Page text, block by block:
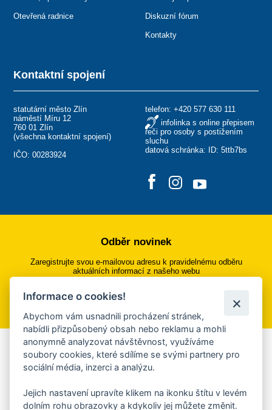
Kontaktní spojení
statutární město Zlín
náměstí Míru 12
760 01 Zlín
(všechna kontaktní spojení)
IČO: 00283924
telefon: +420 577 630 111
infolinka s online přepisem
řeči pro osoby s postižením
sluchu
datová schránka: ID: 5ttb7bs
Otevřená radnice Diskuzní fórum
Kontakty
Odběr novinek
Zaregistrujte svou e-mailovou adresu k pravidelnému odběru
aktuálních informací z našeho webu
Přihlásit se k odběru
Aplikace Mobilní rozhlas
Chcete dostávat do svého mobilu či mailu upozornění na
ankety, pozvánky na kulturní a sportovní akce?
Informace o cookies!
Abychom vám usnadnili procházení stránek,
nabídli přizpůsobený obsah nebo reklamu a mohli
anonymně analyzovat návštěvnost, využíváme
soubory cookies, které sdílíme se svými partnery pro
sociální média, inzerci a analýzu.
Jejich nastavení upravíte klikem na ikonku štítu v levém
dolním rohu obrazovky a kdykoliv jej můžete změnit.